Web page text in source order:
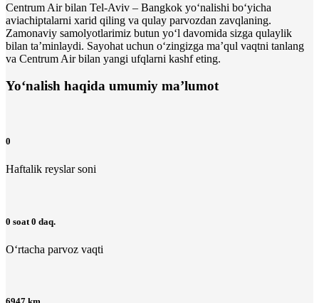
Centrum Air bilan Tel-Aviv – Bangkok yo‘nalishi bo‘yicha
aviachiptalarni xarid qiling va qulay parvozdan zavqlaning.
Zamonaviy samolyotlarimiz butun yo‘l davomida sizga qulaylik
bilan ta’minlaydi. Sayohat uchun o‘zingizga maʼqul vaqtni tanlang
va Centrum Air bilan yangi ufqlarni kashf eting.
Yo‘nalish haqida umumiy ma’lumot
0
Haftalik reyslar soni
0 soat 0 daq.
O‘rtacha parvoz vaqti